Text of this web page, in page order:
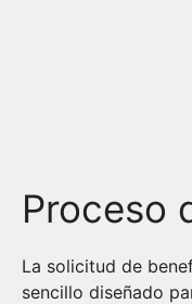
Proceso
La solicitud de
sencillo diseñado